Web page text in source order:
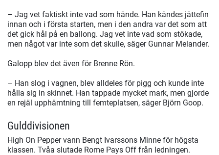
– Jag vet faktiskt inte vad som hände. Han kändes jättefin
innan och i första starten, men i den andra var det som att
det gick hål på en ballong. Jag vet inte vad som stökade,
men något var inte som det skulle, säger Gunnar Melander.
Galopp blev det även för Brenne Rön.
– Han slog i vagnen, blev alldeles för pigg och kunde inte
hålla sig in skinnet. Han tappade mycket mark, men gjorde
en rejäl upphämtning till femteplatsen, säger Björn Goop.
Gulddivisionen
High On Pepper vann Bengt Ivarssons Minne för högsta
klassen. Tvåa slutade Rome Pays Off från ledningen.